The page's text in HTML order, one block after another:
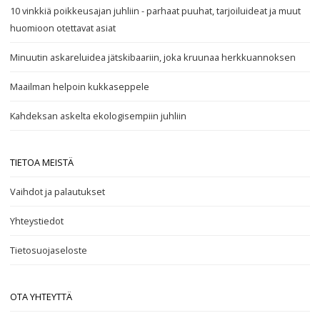
10 vinkkiä poikkeusajan juhliin - parhaat puuhat, tarjoiluideat ja muut
huomioon otettavat asiat
Minuutin askareluidea jätskibaariin, joka kruunaa herkkuannoksen
Maailman helpoin kukkaseppele
Kahdeksan askelta ekologisempiin juhliin
TIETOA MEISTÄ
Vaihdot ja palautukset
Yhteystiedot
Tietosuojaseloste
OTA YHTEYTTÄ